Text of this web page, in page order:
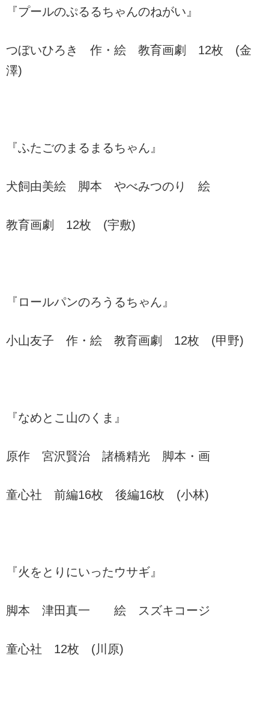
『プールのぷるるちゃんのねがい』
つぼいひろき 作・絵 教育画劇 12枚 (金
澤)
『ふたごのまるまるちゃん』
犬飼由美絵 脚本 やべみつのり 絵
教育画劇 12枚 (宇敷)
『ロールパンのろうるちゃん』
小山友子 作・絵 教育画劇 12枚 (甲野)
『なめとこ山のくま』
原作 宮沢賢治 諸橋精光 脚本・画
童心社 前編16枚 後編16枚 (小林)
『火をとりにいったウサギ』
脚本 津田真一 絵 スズキコージ
童心社 12枚 (川原)